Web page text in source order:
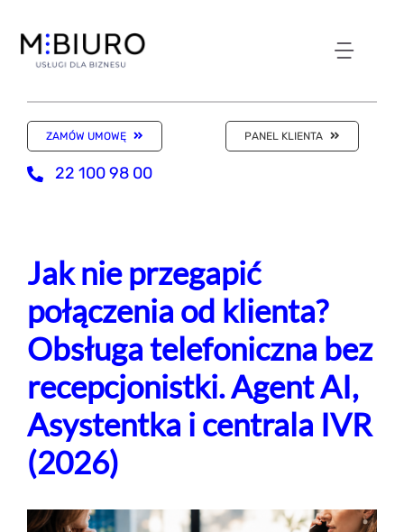
zawartości
ZAMÓW UMOWĘ PANEL KLIENTA
22 100 98 00WIRTUALNE BIURO
KANCELARIA
SKLEP Z USŁUGAMI
Jak nie przegapić
połączenia od klienta?
Obsługa telefoniczna bez
recepcjonistki. Agent AI,
Asystentka i centrala IVR
(2026)